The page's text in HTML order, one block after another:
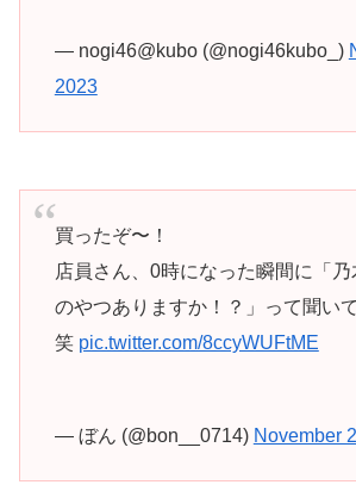
— nogi46@kubo (@nogi46kubo_)
2023
買ったぞ〜！
店員さん、0時になった瞬間に「
のやつありますか！？」って聞い
笑 pic.twitter.com/8ccyWUFtME
— ぼん (@bon__0714) November